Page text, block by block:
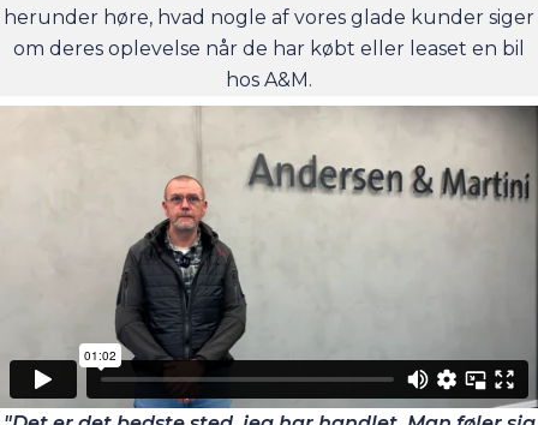
herunder høre, hvad nogle af vores glade kunder siger
om deres oplevelse når de har købt eller leaset en bil
hos A&M.